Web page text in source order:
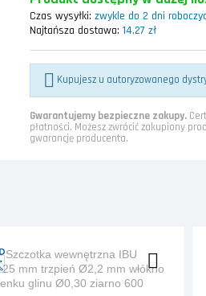
Czas wysyłki: zwykle do 2 dni
Najtańsza dostawa: 14,27 zł
 Kupujesz u autoryzowanego
Gwarantujemy bezpieczne zakupy.
płatności. Możesz zwrócić zakupiony
gwarancję producenta.